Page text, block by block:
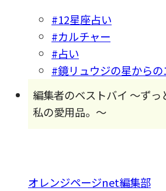
#12星座占い
#カルチャー
#占い
#鏡リュウジの星からの
編集者のベストバイ 〜ずっ
私の愛用品。〜
オレンジページnet編集部